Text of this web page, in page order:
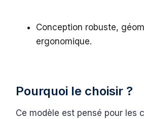
Conception robuste,
ergonomique.
Pourquoi le choisir ?
Ce modèle est pensé pour les